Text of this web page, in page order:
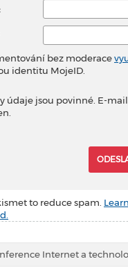
bez moderace
identitu MojeID.
údaje jsou povinné. E-
to reduce spam.
Internet a